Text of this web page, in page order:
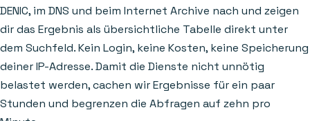
DENIC, im DNS und beim Internet Archive nach und zeigen
dir das Ergebnis als übersichtliche Tabelle direkt unter
dem Suchfeld. Kein Login, keine Kosten, keine Speicherung
deiner IP-Adresse. Damit die Dienste nicht unnötig
belastet werden, cachen wir Ergebnisse für ein paar
Stunden und begrenzen die Abfragen auf zehn pro